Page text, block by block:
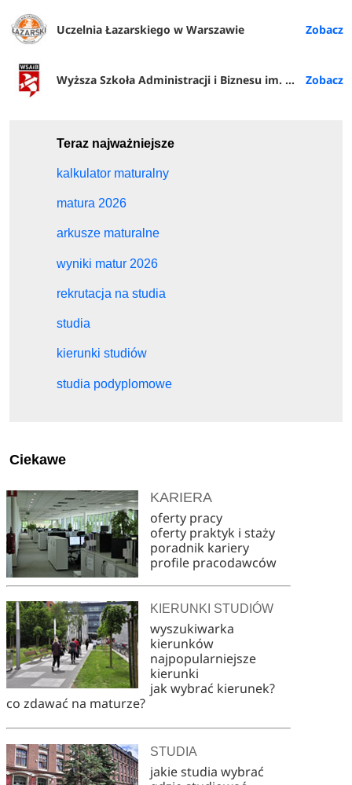
Uczelnia Łazarskiego w Warszawie
Wyższa Szkoła Administracji i Biznesu im. E. Kwiatkowskiego w Gdyni
Teraz najważniejsze
kalkulator maturalny
matura 2026
arkusze maturalne
wyniki matur 2026
rekrutacja na studia
studia
kierunki studiów
studia podyplomowe
Ciekawe
KARIERA
oferty pracy
oferty praktyk i staży
poradnik kariery
profile pracodawców
KIERUNKI STUDIÓW
wyszukiwarka
kierunków
najpopularniejsze
kierunki
jak wybrać kierunek?
co zdawać na maturze?
STUDIA
jakie studia wybrać